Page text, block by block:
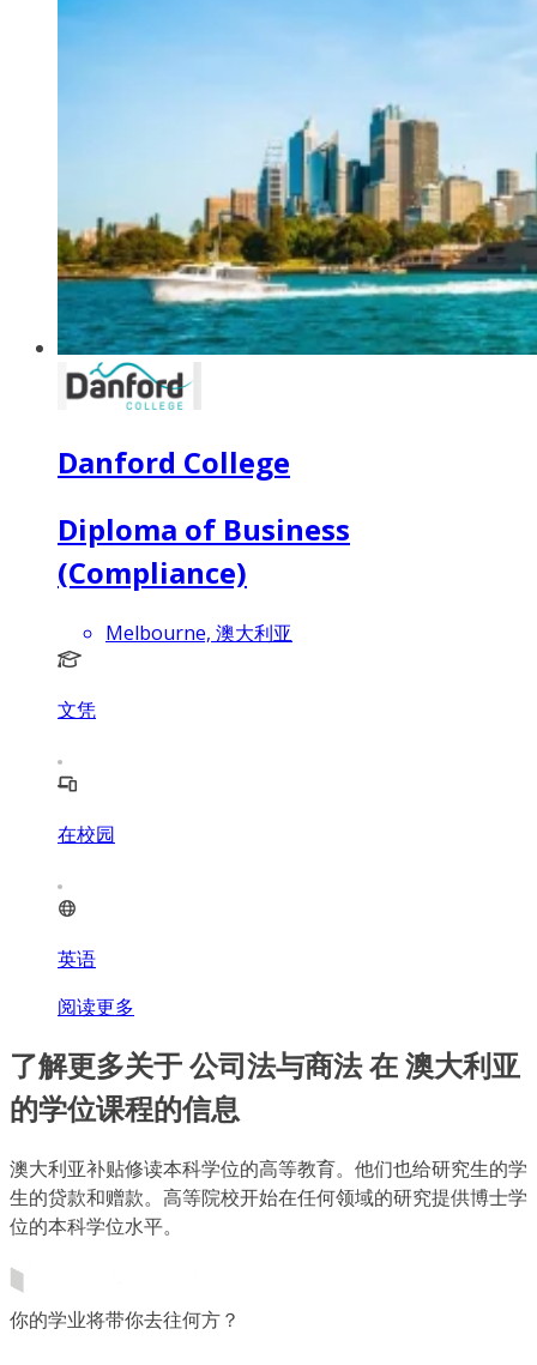
Danford College
Diploma of Business
(Compliance)
Melbourne, 澳大利亚
文凭
在校园
英语
阅读更多
了解更多关于 公司法与商法 在 澳大利亚
的学位课程的信息
澳大利亚补贴修读本科学位的高等教育。他们也给研究生的学
生的贷款和赠款。高等院校开始在任何领域的研究提供博士学
位的本科学位水平。
你的学业将带你去往何方？